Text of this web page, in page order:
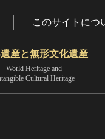
このサイトにつ
産と無形文化遺産
World Heritage and
Cultural Heritage